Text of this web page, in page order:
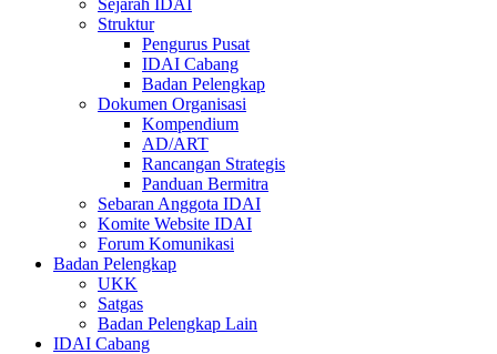
Sejarah IDAI
Struktur
Pengurus Pusat
IDAI Cabang
Badan Pelengkap
Dokumen Organisasi
Kompendium
AD/ART
Rancangan Strategis
Panduan Bermitra
Sebaran Anggota IDAI
Komite Website IDAI
Forum Komunikasi
Badan Pelengkap
UKK
Satgas
Badan Pelengkap Lain
IDAI Cabang